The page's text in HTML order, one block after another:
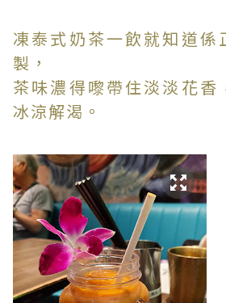
凍泰式奶茶一飲就知道係
製，
茶味濃得嚟帶住淡淡花香
冰涼解渴。